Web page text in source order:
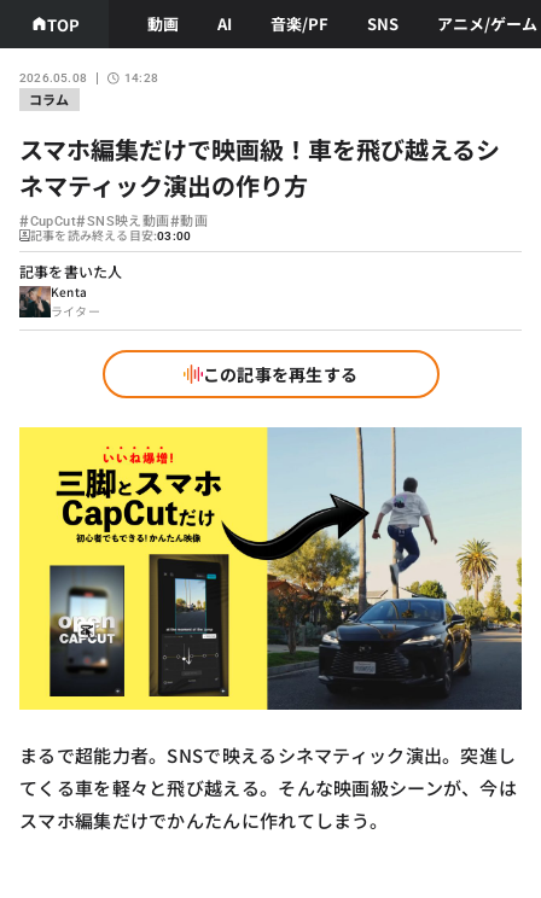
TOP 動画 AI 音楽/PF SNS アニメ/ゲーム
コラム
2026.05.08 14:28
スマホ編集だけで映画級！車を飛び越えるシ
ネマティック演出の作り方
#CupCut#SNS映え動画#動画
記事を読み終える目安:03:00
記事を書いた人
Kenta
ライター
この記事を再生する
まるで超能力者。SNSで映えるシネマティック演出。突進し
てくる車を軽々と飛び越える。そんな映画級シーンが、今は
スマホ編集だけでかんたんに作れてしまう。